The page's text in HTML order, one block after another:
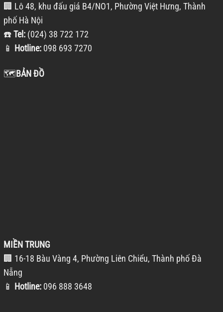
🏢 Lô 48, khu đấu giá B4/NO1, Phường Việt Hưng, Thành
phố Hà Nội
☎️Tel: (024) 38 722 172
📱 Hotline: 098 693 7270
🗺️BẢN ĐỒ
MIỀN TRUNG
🏢 16-18 Bàu Vàng 4, Phường Liên Chiểu, Thành phố Đà
Nẵng
📱 Hotline: 096 888 3648